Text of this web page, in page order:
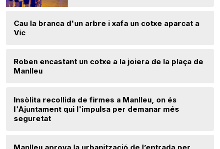
Cau la branca d'un arbre i xafa un cotxe aparcat a
Vic
Roben encastant un cotxe a la joiera de la plaça de
Manlleu
Insòlita recollida de firmes a Manlleu, on és
l'Ajuntament qui l'impulsa per demanar més
seguretat